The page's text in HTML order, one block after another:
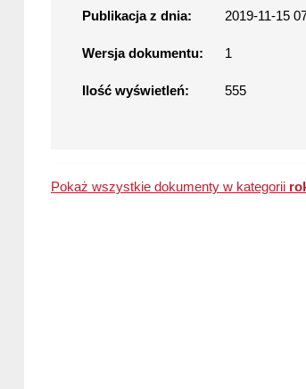
Publikacja z dnia: 2019-11-15
Wersja dokumentu: 1
Ilość wyświetleń: 555
Pokaż wszystkie dokumenty w kategorii